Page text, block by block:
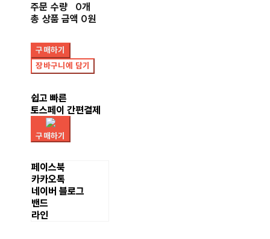
주문 수량
0개
총 상품 금액 0원
구매하기
장바구니에 담기
쉽고 빠른
토스페이 간편결제
구매하기
페이스북
카카오톡
네이버 블로그
밴드
라인